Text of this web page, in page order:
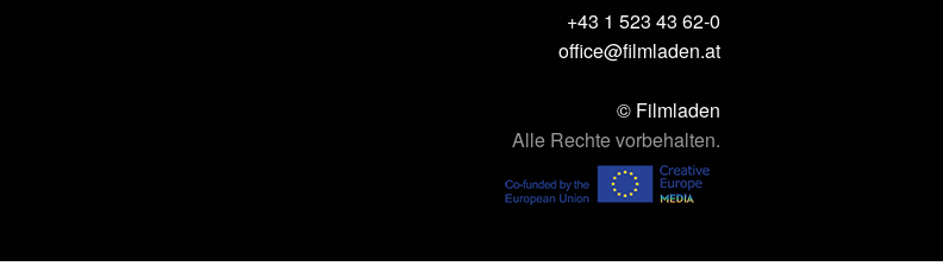
+43 1 523 43 62-0
office@filmladen.at
© Filmladen
Alle Rechte vorbehalten.